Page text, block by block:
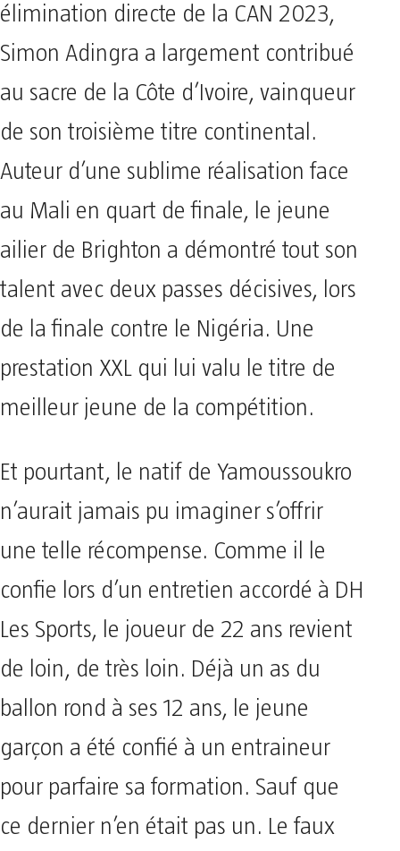
élimination directe de la CAN 2023,
Simon Adingra a largement contribué
au sacre de la Côte d’Ivoire, vainqueur
de son troisième titre continental.
Auteur d’une sublime réalisation face
au Mali en quart de finale, le jeune
ailier de Brighton a démontré tout son
talent avec deux passes décisives, lors
de la finale contre le Nigéria. Une
prestation XXL qui lui valu le titre de
meilleur jeune de la compétition.
Et pourtant, le natif de Yamoussoukro
n’aurait jamais pu imaginer s’offrir
une telle récompense. Comme il le
confie lors d’un entretien accordé à DH
Les Sports, le joueur de 22 ans revient
de loin, de très loin. Déjà un as du
ballon rond à ses 12 ans, le jeune
garçon a été confié à un entraineur
pour parfaire sa formation. Sauf que
ce dernier n’en était pas un. Le faux